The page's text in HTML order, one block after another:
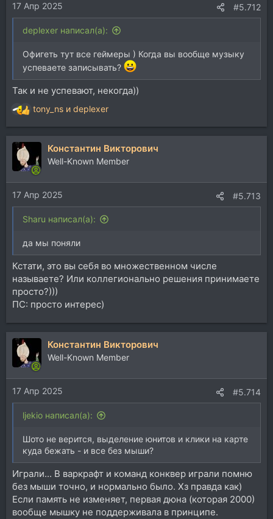
17 Апр 2025 #5.712
deplexer написал(а):
Офигеть тут все геймеры ) Когда вы вообще музыку
успеваете записывать?
Так и не успевают, некогда))
Р
е
а
ц
и
и
:
tony_ns и deplexer
Константин Викторович
Well-Known Member
17 Апр 2025 #5.713
Sharu написал(а):
да мы поняли
Кстати, это вы себя во множественном числе
называете? Или коллегионально решения принимаете
просто?)))
ПС: просто интерес)
Константин Викторович
Well-Known Member
17 Апр 2025 #5.714
ljekio написал(а):
Шото не верится, выделение юнитов и клики на карте
куда бежать - и все без мыши?
Играли... В варкрафт и команд конквер играли помню
без мыши точно, и нормально было. Хз правда как)
Если память не изменяет, первая дюна (которая 2000)
вообще мышку не поддерживала в принципе.